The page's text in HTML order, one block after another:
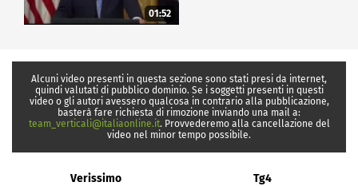
01:52
Alcuni video presenti in questa sezione sono stati presi da internet,
quindi valutati di pubblico dominio. Se i soggetti presenti in questi
video o gli autori avessero qualcosa in contrario alla pubblicazione,
basterà fare richiesta di rimozione inviando una mail a:
team_verticali@italiaonline.it. Provvederemo alla cancellazione del
video nel minor tempo possibile.
Verissimo Tg4